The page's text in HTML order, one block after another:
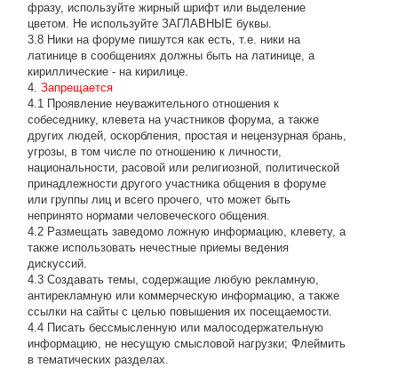
фразу, используйте жирный шрифт или выделение
цветом. Не используйте ЗАГЛАВНЫЕ буквы.
3.8 Ники на форуме пишутся как есть, т.е. ники на
латинице в сообщениях должны быть на латинице, а
кириллические - на кирилице.
4.Запрещается
4.1 Проявление неуважительного отношения к
собеседнику, клевета на участников форума, а также
других людей, оскорбления, простая и нецензурная брань,
угрозы, в том числе по отношению к личности,
национальности, расовой или религиозной, политической
принадлежности другого участника общения в форуме
или группы лиц и всего прочего, что может быть
непринято нормами человеческого общения.
4.2 Размещать заведомо ложную информацию, клевету, а
также использовать нечестные приемы ведения
дискуссий.
4.3 Создавать темы, содержащие любую рекламную,
антирекламную или коммерческую информацию, а также
ссылки на сайты с целью повышения их посещаемости.
4.4 Писать бессмысленнyю или малосодеpжательнyю
инфоpмацию, не несущую смысловой нагрузки; Флеймить
в тематических разделах.